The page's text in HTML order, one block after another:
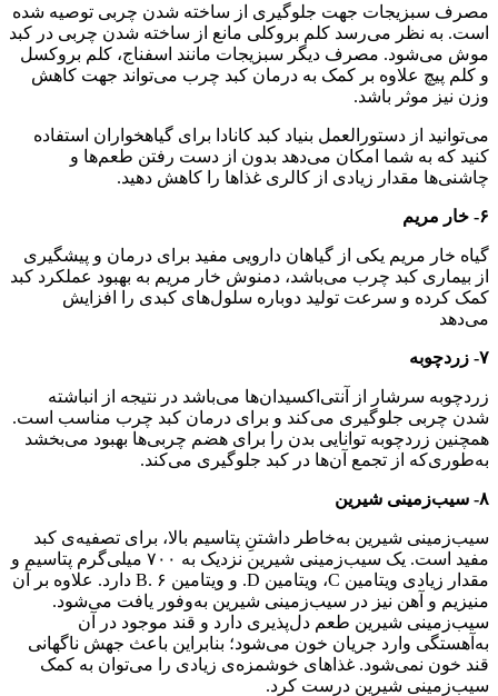
مصرف سبزیجات جهت جلوگیری از ساخته شدن چربی توصیه شده
است. به نظر می‌رسد کلم بروکلی مانع از ساخته شدن چربی در کبد
موش می‌شود. مصرف دیگر سبزیجات مانند اسفناج، کلم بروکسل
و کلم پیچ علاوه بر کمک به درمان کبد چرب می‌تواند جهت کاهش
وزن نیز موثر باشد.
می‌توانید از دستورالعمل بنیاد کبد کانادا برای گیاهخواران استفاده
کنید که به شما امکان می‌دهد بدون از دست رفتن طعم‌ها و
چاشنی‌ها مقدار زیادی از کالری غذا‌ها را کاهش دهید.
۶- خار مریم
گیاه خار مریم یکی از گیاهان دارویی مفید برای درمان و پیشگیری
از بیماری کبد چرب می‌باشد، دمنوش خار مریم به بهبود عملکرد کبد
کمک کرده و سرعت تولید دوباره سلول‌های کبدی را افزایش
می‌دهد
۷- زردچوبه
زردچوبه سرشار از آنتی‌اکسیدان‌ها می‌باشد در نتیجه از انباشته
شدن چربی جلوگیری می‌کند و برای درمان کبد چرب مناسب است.
همچنین زردچوبه توانایی بدن را برای هضم چربی‌ها بهبود می‌بخشد
به‌طوری‌که از تجمع آن‌ها در کبد جلوگیری می‌کند.
۸- سیب‌زمینی شیرین
سیب‌زمینی شیرین به‌خاطر داشتنِ پتاسیم بالا، برای تصفیه‌ی کبد
مفید است. یک سیب‌زمینی شیرین نزدیک به ۷۰۰ میلی‌گرم پتاسیم و
مقدار زیادی ویتامین C، ویتامین D. و ویتامین B. ۶ دارد. علاوه بر آن
منیزیم و آهن نیز در سیب‌زمینی شیرین به‌وفور یافت می‌شود.
سیب‌زمینی شیرین طعم دل‌پذیری دارد و قند موجود در آن
به‌آهستگی وارد جریان خون می‌شود؛ بنابراین باعث جهش ناگهانی
قند خون نمی‌شود. غذا‌های خوشمزه‌ی زیادی را می‌توان به کمک
سیب‌زمینی شیرین درست کرد.